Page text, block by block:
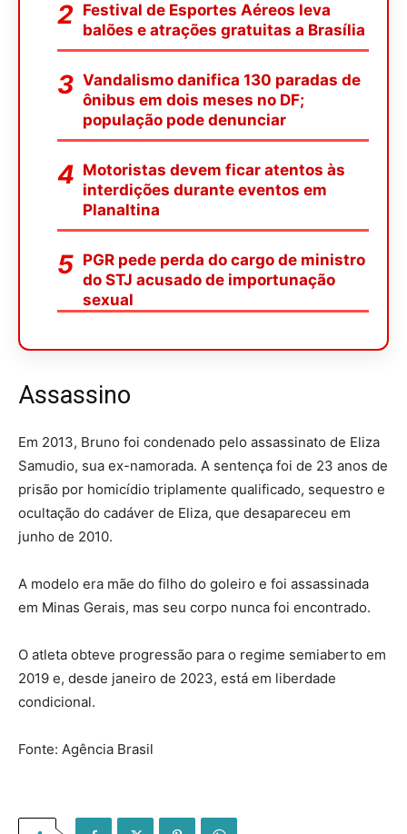
Festival de Esportes Aéreos leva
balões e atrações gratuitas a Brasília
Vandalismo danifica 130 paradas de
ônibus em dois meses no DF;
população pode denunciar
Motoristas devem ficar atentos às
interdições durante eventos em
Planaltina
PGR pede perda do cargo de ministro
do STJ acusado de importunação
sexual
Assassino
Em 2013, Bruno foi condenado pelo assassinato de Eliza
Samudio, sua ex-namorada. A sentença foi de 23 anos de
prisão por homicídio triplamente qualificado, sequestro e
ocultação do cadáver de Eliza, que desapareceu em
junho de 2010.
A modelo era mãe do filho do goleiro e foi assassinada
em Minas Gerais, mas seu corpo nunca foi encontrado.
O atleta obteve progressão para o regime semiaberto em
2019 e, desde janeiro de 2023, está em liberdade
condicional.
Fonte: Agência Brasil